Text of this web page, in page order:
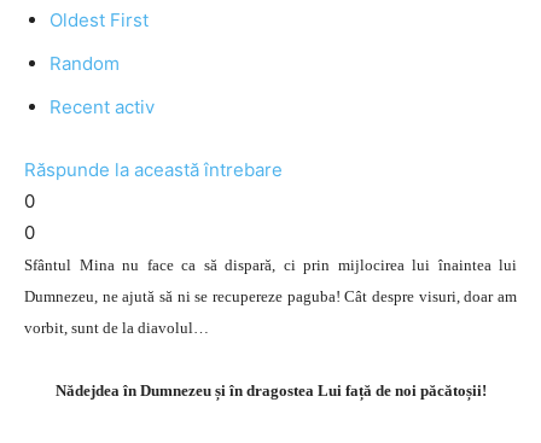
Oldest First
Random
Recent activ
Răspunde la această întrebare
0
0
Sfântul Mina nu face ca să dispară, ci prin mijlocirea lui înaintea lui
Dumnezeu, ne ajută să ni se recupereze paguba! Cât despre visuri, doar am
vorbit, sunt de la diavolul…
Nădejdea în Dumnezeu și în dragostea Lui față de noi păcătoșii!